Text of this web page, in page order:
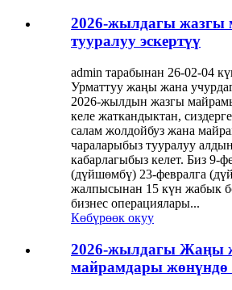
2026-жылдагы жазгы
тууралуу эскертүү
admin тарабынан 26-02-04
Урматтуу жаңы жана
2026-жылдын жазгы
келе жаткандыктан,
салам жолдойбуз жана
чараларыбыз тууралуу
кабарлагыбыз келет. Биз 9-
(дүйшөмбү) 23-февралга
жалпысынан 15 күн жабык
бизнес операциялары...
Көбүрөөк окуу
2026-жылдагы Жаңы
майрамдары жөнүндө